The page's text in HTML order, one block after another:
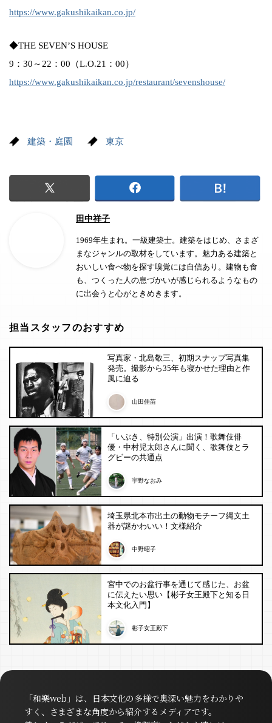
https://www.gakushikaikan.co.jp/
◆THE SEVEN’S HOUSE
9：30～22：00（L.O.21：00）
https://www.gakushikaikan.co.jp/restaurant/sevenshouse/
建築・庭園 東京
田中祥子
1969年生まれ。一級建築士。建築をはじめ、さまざ
まなジャンルの取材をしています。魅力ある建築と
おいしい食べ物を探す嗅覚には自信あり。建物も食
も、つくった人の息づかいが感じられるようなもの
に出会うと心がときめきます。
担当スタッフのおすすめ
写真家・北島敬三、初期スナップ写真集
発売。撮影から35年も寝かせた理由と作
風に迫る
山田佳苗
「いぶき、特別公演」出演！歌舞伎俳
優・中村児太郎さんに聞く、歌舞伎とラ
グビーの共通点
宇野なおみ
埼玉県北本市出土の動物モチーフ縄文土
器が謎かわいい！文様紹介
中野昭子
宮中でのお盆行事を通じて感じた、お盆
に伝えたい思い【彬子女王殿下と知る日
本文化入門】
彬子女王殿下
「和樂web」は、日本文化の多様で奥深い魅力をわかりや
すく、さまざまな角度から紹介するメディアです。